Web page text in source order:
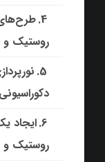
روستیک و
ایجاد
روستیک و